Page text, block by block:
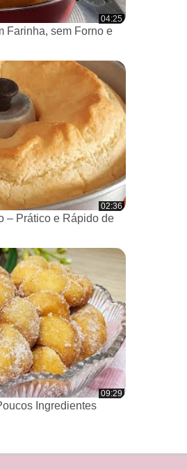
04:25
Farinha, sem Forno e
02:36
– Prático e Rápido de
09:29
Ingredientes